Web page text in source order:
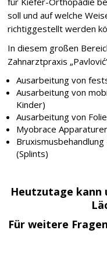
soll und auf welche
richtiggestellt werden
In diesem großen
Zahnarztpraxis
Ausarbeitung von
Ausarbeitung von
Kinder)
Ausarbeitung von
Myobrace
(Splints)
Heutzutage kann
Für weitere